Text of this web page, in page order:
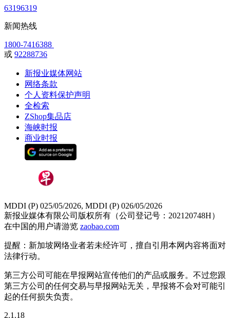
63196319
新闻热线
1800-7416388
或 92288736
新报业媒体网站
网络条款
个人资料保护声明
全检索
ZShop集品店
海峡时报
商业时报
MDDI (P) 025/05/2026, MDDI (P) 026/05/2026
新报业媒体有限公司版权所有（公司登记号：202120748H）
在中国的用户请游览 zaobao.com
提醒：新加坡网络业者若未经许可，擅自引用本网内容将面对
法律行动。
第三方公司可能在早报网站宣传他们的产品或服务。不过您跟
第三方公司的任何交易与早报网站无关，早报将不会对可能引
起的任何损失负责。
2.1.18